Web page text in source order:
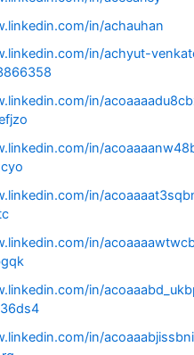
in/achauhan
in/achyut-
in/
in/
in/
in/
in/
in/